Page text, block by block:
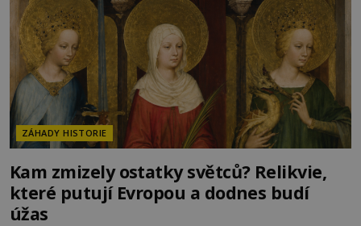
ZÁHADY HISTORIE
Kam zmizely ostatky světců? Relikvie,
které putují Evropou a dodnes budí
úžas